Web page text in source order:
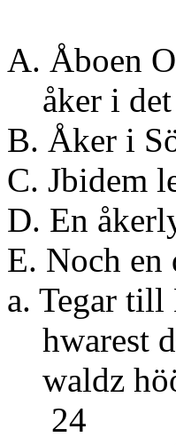
A. Åboen
åker i
B.
C.
D. En
E.
a. Tegar
hwarest
24